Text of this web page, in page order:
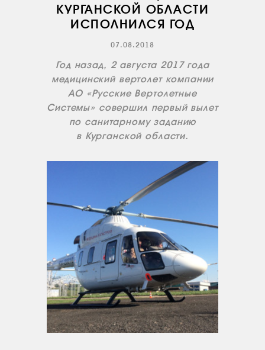
КУРГАНСКОЙ ОБЛАСТИ
ИСПОЛНИЛСЯ ГОД
07.08.2018
Год назад, 2 августа 2017 года
медицинский вертолет компании
АО «Русские Вертолетные
Системы» совершил первый вылет
по санитарному заданию
в Курганской области.